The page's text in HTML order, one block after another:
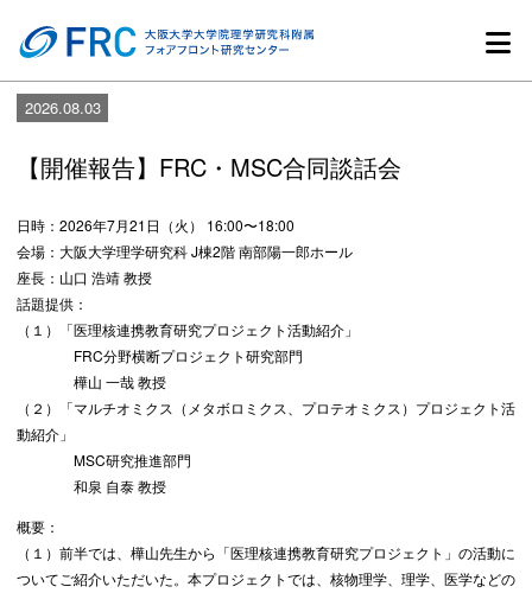
2026.08.03
【開催報告】FRC・MSC合同談話会
日時：2026年7月21日（火） 16:00〜18:00
会場：大阪大学理学研究科 J棟2階 南部陽一郎ホール
座長：山口 浩靖 教授
話題提供：
（１）「医理核連携教育研究プロジェクト活動紹介」
FRC分野横断プロジェクト研究部門
樺山 一哉 教授
（２）「マルチオミクス（メタボロミクス、プロテオミクス）プロジェクト活
動紹介」
MSC研究推進部門
和泉 自泰 教授
概要：
（１）前半では、樺山先生から「医理核連携教育研究プロジェクト」の活動に
ついてご紹介いただいた。本プロジェクトでは、核物理学、理学、医学などの